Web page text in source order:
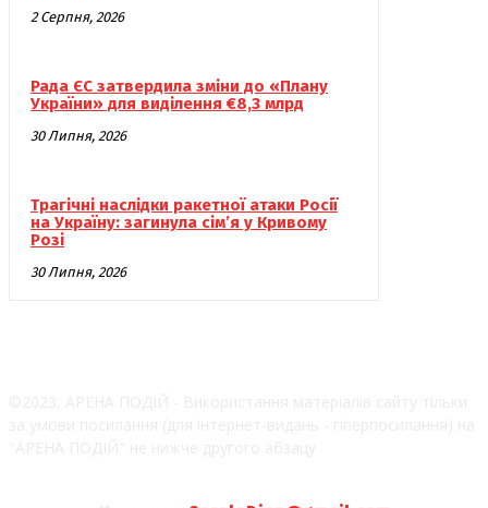
2 Серпня, 2026
Рада ЄС затвердила зміни до «Плану
України» для виділення €8,3 млрд
30 Липня, 2026
Трагічні наслідки ракетної атаки Росії
на Україну: загинула сім’я у Кривому
Розі
30 Липня, 2026